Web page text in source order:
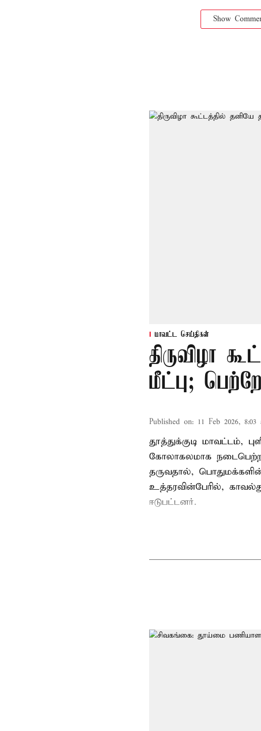
Show
மாவட்ட செய்திகள்
திருவிழா
மீட்பு;
Published on: 11 Feb 2026, 8:03
தூத்துக்குடி மாவட்டம்,
கோலாகலமாக
தருவதால், பொதுமக்களின்
உத்தரவின்பேரில்,
ஈடுபட்டனர்.